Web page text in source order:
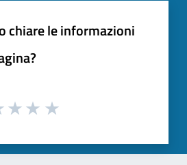
chiare le informazioni